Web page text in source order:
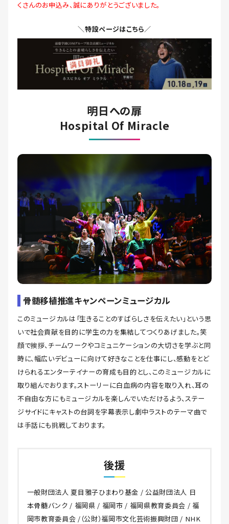
くさんのお申込み、誠にありがとうございました。
＼特設ページはこちら／
明日への扉
Hospital Of Miracle
骨髄移植推進キャンペーンミュージカル
このミュージカルは「生きることのすばらしさを伝えたい」という思
いで社会貢献を目的に学生の力を集結してつくりあげました。笑
顔で挨拶、チームワークやコミュニケーションの大切さを学ぶと同
時に、幅広いデビューに向けて好きなことを仕事にし、感動をとど
けられるエンターテイナーの育成も目的とし、このミュージカルに
取り組んでおります。ストーリーに白血病の内容を取り入れ、耳の
不自由な方にもミュージカルを楽しんでいただけるよう、ステー
ジサイドにキャストの台詞を字幕表示し劇中ラストのテーマ曲で
は手話にも挑戦しております。
後援
一般財団法人 夏目雅子ひまわり基金 / 公益財団法人 日
本骨髄バンク / 福岡県 / 福岡市 / 福岡県教育委員会 / 福
岡市教育委員会 /（公財）福岡市文化芸術振興財団 / NHK